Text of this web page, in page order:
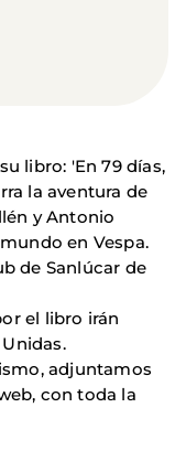
libro: 'En 79 días,
la aventura de
y Antonio
en Vespa.
de Sanlúcar de
el libro irán
adjuntamos
con toda la